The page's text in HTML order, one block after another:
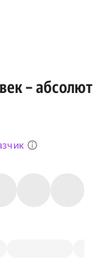
– абсолют